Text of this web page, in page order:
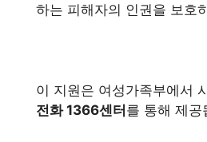
하는 피해자의 인권을 보호
이 지원은 여성가족부에서
전화 1366센터를 통해 제공